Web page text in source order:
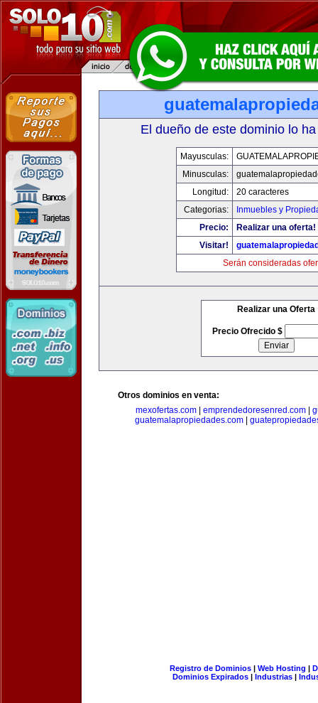
El dueño de este dominio lo
Mayusculas:
Minusculas:
Longitud:
20 caracteres
Categorias:
Inmuebles y
Precio:
Realizar una oferta!
Visitar!
Serán consideradas
Realizar una Oferta
Precio Ofrecido $
Otros dominios en venta:
mexofertas.com
emprendedoresenred.com
guatemalapropiedades.com|
Registro de Dominios| Web Hosting |
Dominios Expirados | Industrias |